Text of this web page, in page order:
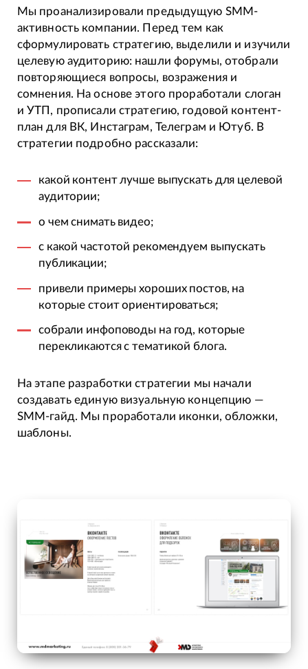
Мы проанализировали предыдущую SMM-
активность компании. Перед тем как
сформулировать стратегию, выделили и изучили
целевую аудиторию: нашли форумы, отобрали
повторяющиеся вопросы, возражения и
сомнения. На основе этого проработали слоган
и УТП, прописали стратегию, годовой контент-
план для ВК, Инстаграм, Телеграм и Ютуб. В
стратегии подробно рассказали:
какой контент лучше выпускать для целевой
аудитории;
о чем снимать видео;
с какой частотой рекомендуем выпускать
публикации;
привели примеры хороших постов, на
которые стоит ориентироваться;
собрали инфоповоды на год, которые
перекликаются с тематикой блога.
На этапе разработки стратегии мы начали
создавать единую визуальную концепцию —
SMM-гайд. Мы проработали иконки, обложки,
шаблоны.